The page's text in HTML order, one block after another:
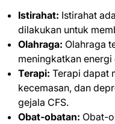
Istirahat: Istirahat
dilakukan untuk
Olahraga: Olahraga
meningkatkan
Terapi: Terapi dapat
kecemasan, dan
gejala CFS.
Obat-obatan: Obat-